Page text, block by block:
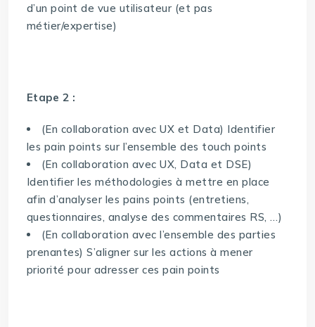
d’un point de vue utilisateur (et pas
métier/expertise)
Etape 2 :
(En collaboration avec UX et Data) Identifier
les pain points sur l’ensemble des touch points
(En collaboration avec UX, Data et DSE)
Identifier les méthodologies à mettre en place
afin d’analyser les pains points (entretiens,
questionnaires, analyse des commentaires RS, …)
(En collaboration avec l’ensemble des parties
prenantes) S’aligner sur les actions à mener
priorité pour adresser ces pain points